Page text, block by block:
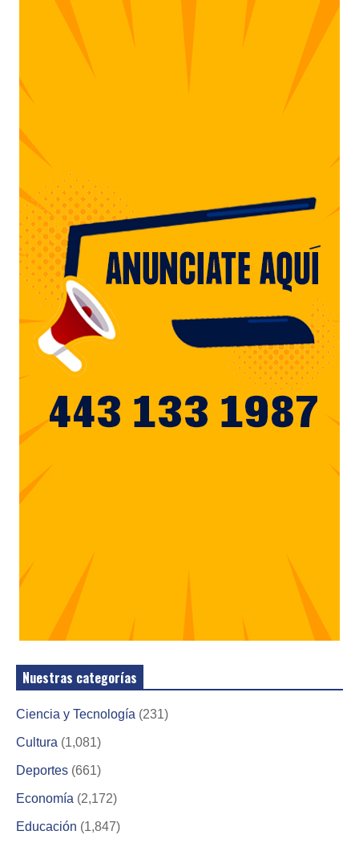
Nuestras categorías
Ciencia y Tecnología (231)
Cultura (1,081)
Deportes (661)
Economía (2,172)
Educación (1,847)